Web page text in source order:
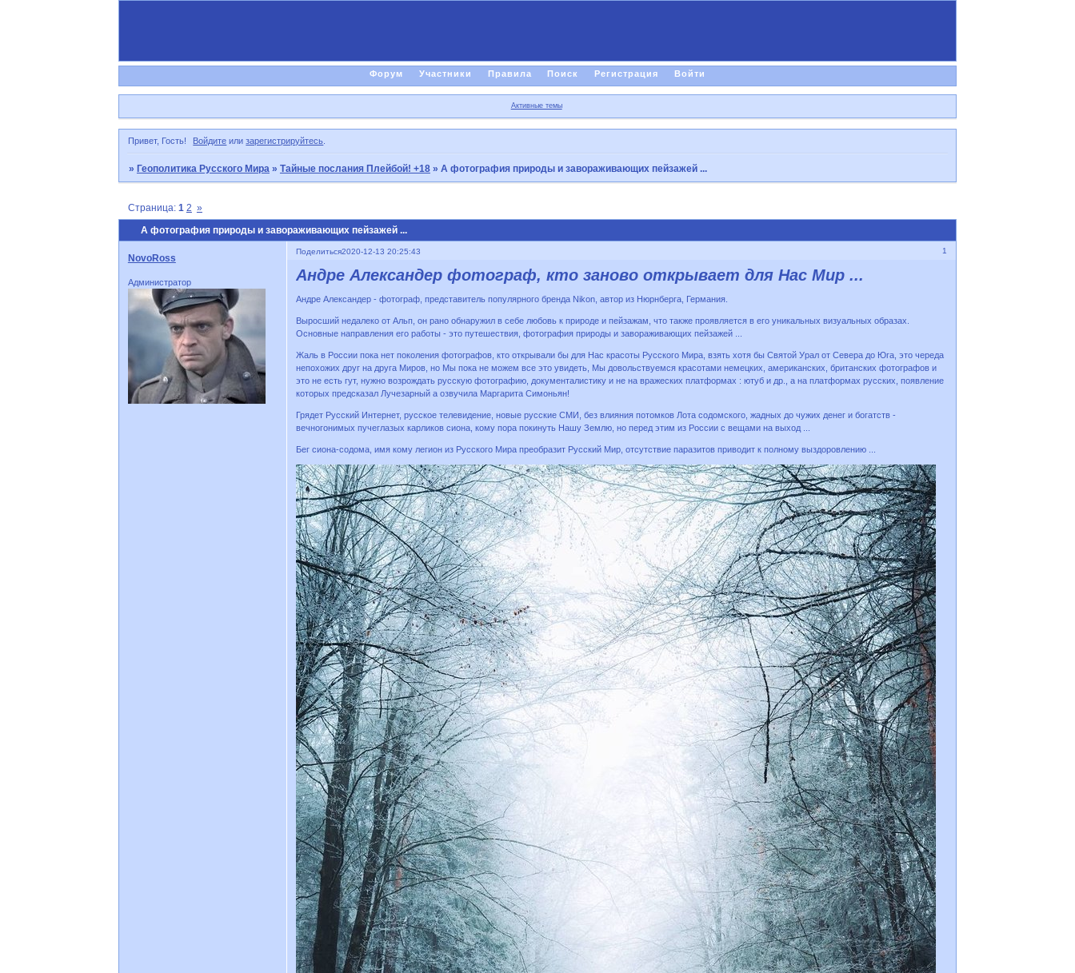
Форум Участники Правила Поиск Регистрация Войти
Активные темы
Привет, Гость! Войдите илизарегистрируйтесь.
» Геополитика Русского Мира » Тайные послания Плейбой! +18 » A фотография природы и завораживающих пейзажей ...
A фотография природы и завораживающих пейзажей ...
Страница: 1 2 »
Поделиться 1
2020-12-13 20:25:43
NovoRoss
Администратор Андре Александер фотограф, кто заново открывает для Нас Мир ...
Андре Александер - фотограф, представитель популярного бренда Nikon, автор из Нюрнберга, Германия.
Выросший недалеко от Альп, он рано обнаружил в себе любовь к природе и пейзажам, что также проявляется в его уникальных визуальных образах.
Основные направления его работы - это путешествия, фотография природы и завораживающих пейзажей ...
Жаль в России пока нет поколения фотографов, кто открывали бы для Нас красоты Русского Мира, взять хотя бы Святой Урал от Севера до Юга, это череда
непохожих друг на друга Миров, но Мы пока не можем все это увидеть, Мы довольствуемся красотами немецких, американских, британских фотографов и
это не есть гут, нужно возрождать русскую фотографию, документалистику и не на вражеских платформах : ютуб и др., а на платформах русских, появление
которых предсказал Лучезарный а озвучила Маргарита Симоньян!
Грядет Русский Интернет, русское телевидение, новые русские СМИ, без влияния потомков Лота содомского, жадных до чужих денег и богатств -
вечногонимых пучеглазых карликов сиона, кому пора покинуть Нашу Землю, но перед этим из России с вещами на выход ...
Бег сиона-содома, имя кому легион из Русского Мира преобразит Русский Мир, отсутствие паразитов приводит к полному выздоровлению ...